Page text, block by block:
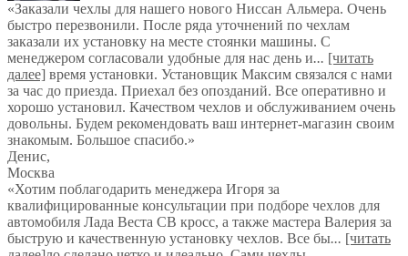
«Заказали чехлы для нашего нового Ниссан Альмера. Очень
быстро перезвонили. После ряда уточнений по чехлам
заказали их установку на месте стоянки машины. С
менеджером согласовали удобные для нас день и... [читать
далее] время установки. Установщик Максим связался с нами
за час до приезда. Приехал без опозданий. Все оперативно и
хорошо установил. Качеством чехлов и обслуживанием очень
довольны. Будем рекомендовать ваш интернет-магазин своим
знакомым. Большое спасибо.»
Денис,
Москва
«Хотим поблагодарить менеджера Игоря за
квалифицированные консультации при подборе чехлов для
автомобиля Лада Веста СВ кросс, а также мастера Валерия за
быструю и качественную установку чехлов. Все бы... [читать